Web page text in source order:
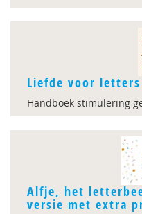
Liefde voor letters
Handboek stimulering
Alfje, het
versie met extra